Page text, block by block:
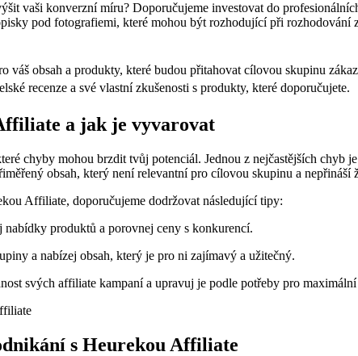
vaši konverzní míru? Doporučujeme investovat do
pod fotografiemi, které mohou být rozhodující při rozhodování
váš obsah a produkty, které budou přitahovat cílovou skupinu
recenze a své vlastní zkušenosti s produkty, které doporučujete.
a jak je vyvarovat
chyby mohou brzdit tvůj potenciál. Jednou z nejčastějších chyb
obsah, který není relevantní pro cílovou skupinu a nepřináší
Affiliate, doporučujeme dodržovat následující tipy:
nabídky produktů a porovnej ceny s konkurencí.
a nabízej obsah, který je pro ni zajímavý a užitečný.
svých affiliate kampaní a upravuj je podle potřeby pro
s Heurekou Affiliate